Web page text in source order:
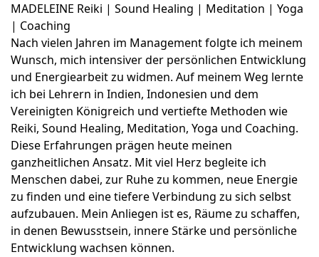
MADELEINE Reiki | Sound Healing | Meditation | Yoga
| Coaching
Nach vielen Jahren im Management folgte ich meinem
Wunsch, mich intensiver der persönlichen Entwicklung
und Energiearbeit zu widmen. Auf meinem Weg lernte
ich bei Lehrern in Indien, Indonesien und dem
Vereinigten Königreich und vertiefte Methoden wie
Reiki, Sound Healing, Meditation, Yoga und Coaching.
Diese Erfahrungen prägen heute meinen
ganzheitlichen Ansatz. Mit viel Herz begleite ich
Menschen dabei, zur Ruhe zu kommen, neue Energie
zu finden und eine tiefere Verbindung zu sich selbst
aufzubauen. Mein Anliegen ist es, Räume zu schaffen,
in denen Bewusstsein, innere Stärke und persönliche
Entwicklung wachsen können.